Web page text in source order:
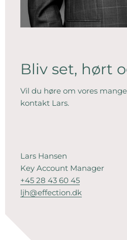
Bliv set, hørt
Vil du høre om vores
kontakt Lars.
Lars Hansen
Key Account Manager
+45 28 43 60 45
ljh@effection.dk